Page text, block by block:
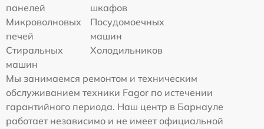
панелей
шкафов
Микроволновых
печей
Посудомоечных
машин
Стиральных
машин
Холодильников
Мы занимаемся ремонтом и техническим
обслуживанием техники Fagor по истечении
гарантийного периода. Наш центр в Барнауле
работает независимо и не имеет официальной